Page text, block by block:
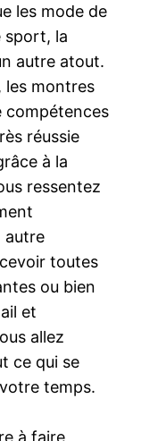
les mode de
sport, la
autre atout.
les montres
compétences
réussie
à la
ressentez
autre
toutes
ou bien
et
allez
ce qui se
temps.
à faire